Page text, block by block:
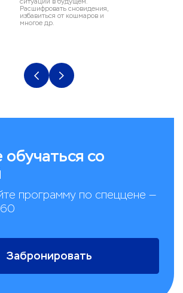
ситуаций в будущем.
Расшифровать сновидения,
избавиться от кошмаров и
многое др.
обучаться со
программу по спеццене —
Забронировать